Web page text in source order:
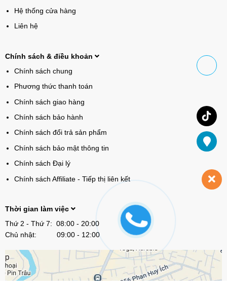
Hệ thống cửa hàng
Liên hệ
Chính sách & điều khoản
Chính sách chung
Phương thức thanh toán
Chính sách giao hàng
Chính sách bảo hành
Chính sách đổi trả sản phẩm
Chính sách bảo mật thông tin
Chính sách Đại lý
Chính sách Affiliate - Tiếp thị liên kết
Thời gian làm việc
Thứ 2 - Thứ 7: 08:00 - 20:00
Chủ nhật: 09:00 - 12:00